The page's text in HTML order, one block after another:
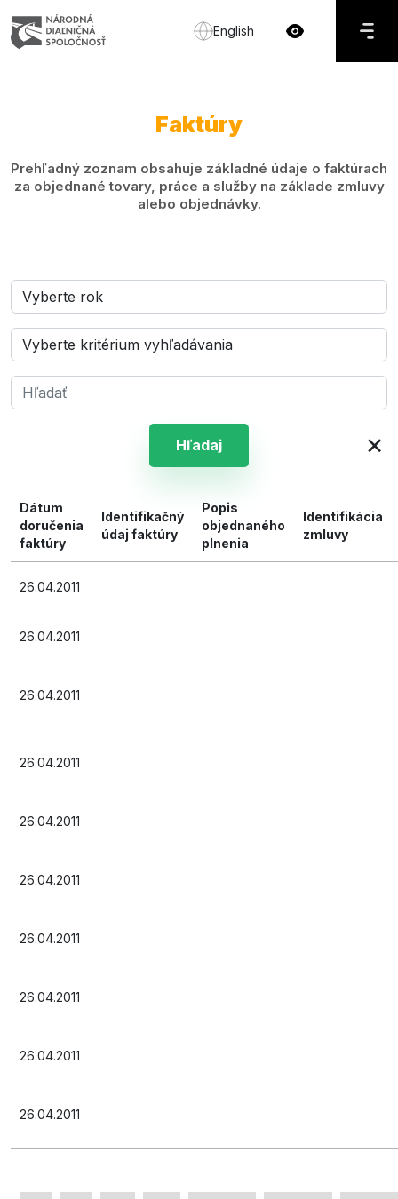
English
Faktúry
Prehľadný zoznam obsahuje základné údaje o faktúrach
za objednané tovary, práce a služby na základe zmluvy
alebo objednávky.
Hľadaj ×
Dátum
doručenia
faktúry
Identifikačný
údaj faktúry
Popis
objednaného
plnenia
Identifikácia
zmluvy
26.04.2011
26.04.2011
26.04.2011
26.04.2011
26.04.2011
26.04.2011
26.04.2011
26.04.2011
26.04.2011
26.04.2011